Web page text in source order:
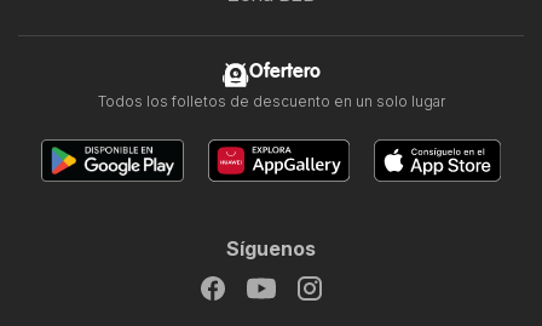
Ofertero
Todos los folletos de descuento en un solo lugar
Síguenos